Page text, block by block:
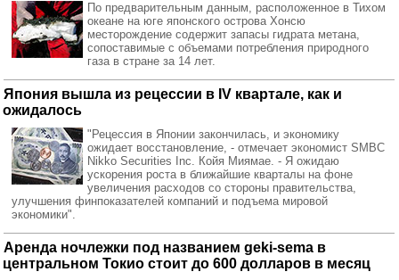
По предварительным данным, расположенное в Тихом
океане на юге японского острова Хонсю
месторождение содержит запасы гидрата метана,
сопоставимые с объемами потребления природного
газа в стране за 14 лет.
Япония вышла из рецессии в IV квартале, как и
ожидалось
"Рецессия в Японии закончилась, и экономику
ожидает восстановление, - отмечает экономист SMBC
Nikko Securities Inc. Койя Миямае. - Я ожидаю
ускорения роста в ближайшие кварталы на фоне
увеличения расходов со стороны правительства,
улучшения финпоказателей компаний и подъема мировой
экономики".
Аренда ночлежки под названием geki-sema в
центральном Токио стоит до 600 долларов в месяц